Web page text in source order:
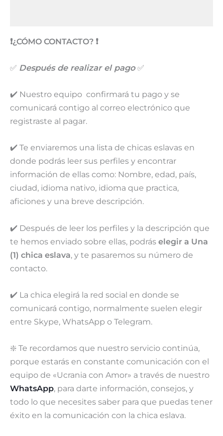
❗️¿CÓMO CONTACTO? ❗️
✅ Después de realizar el pago ✅
✔️ Nuestro equipo ‍ confirmará tu pago‍ y se
comunicará contigo al correo electrónico que
registraste al pagar.
✔️ Te enviaremos una lista de chicas eslavas en
donde podrás leer sus perfiles y encontrar
información de ellas como: Nombre, edad, país,
ciudad, idioma nativo, idioma que practica,
aficiones y una breve descripción.
✔️ Después de leer los perfiles y la descripción que
te hemos enviado sobre ellas, podrás elegir a Una
(1) chica eslava, y te pasaremos su número de
contacto.
✔️ La chica elegirá la red social en donde se
comunicará contigo, normalmente suelen elegir
entre Skype, WhatsApp o Telegram.
❇️ Te recordamos que nuestro servicio continúa,
porque estarás en constante comunicación con el
equipo de «Ucrania con Amor» a través de nuestro
WhatsApp, para darte información, consejos, y
todo lo que necesites saber para que puedas tener
éxito en la comunicación con la chica eslava.